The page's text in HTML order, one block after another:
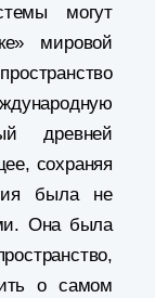
могут
мировой
древней
сохраняя
была не
Она была
о самом